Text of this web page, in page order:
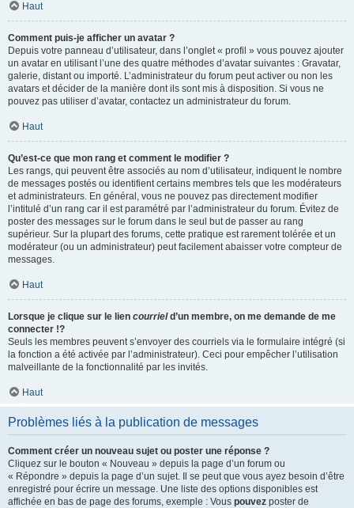
Haut
Comment puis-je afficher un avatar ?
Depuis votre panneau d’utilisateur, dans l’onglet « profil » vous pouvez ajouter
un avatar en utilisant l’une des quatre méthodes d’avatar suivantes : Gravatar,
galerie, distant ou importé. L’administrateur du forum peut activer ou non les
avatars et décider de la manière dont ils sont mis à disposition. Si vous ne
pouvez pas utiliser d’avatar, contactez un administrateur du forum.
Haut
Qu’est-ce que mon rang et comment le modifier ?
Les rangs, qui peuvent être associés au nom d’utilisateur, indiquent le nombre
de messages postés ou identifient certains membres tels que les modérateurs
et administrateurs. En général, vous ne pouvez pas directement modifier
l’intitulé d’un rang car il est paramétré par l’administrateur du forum. Évitez de
poster des messages sur le forum dans le seul but de passer au rang
supérieur. Sur la plupart des forums, cette pratique est rarement tolérée et un
modérateur (ou un administrateur) peut facilement abaisser votre compteur de
messages.
Haut
Lorsque je clique sur le lien courrield’un membre, on me demande de me
connecter !?
Seuls les membres peuvent s’envoyer des courriels via le formulaire intégré (si
la fonction a été activée par l’administrateur). Ceci pour empêcher l’utilisation
malveillante de la fonctionnalité par les invités.
Haut
Problèmes liés à la publication de messages
Comment créer un nouveau sujet ou poster une réponse ?
Cliquez sur le bouton « Nouveau » depuis la page d’un forum ou
« Répondre » depuis la page d’un sujet. Il se peut que vous ayez besoin d’être
enregistré pour écrire un message. Une liste des options disponibles est
affichée en bas de page des forums, exemple : Vous pouvez poster de